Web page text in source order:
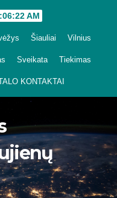
AM
Šiauliai Vilnius
Sveikata Tiekimas
KONTAKTAI